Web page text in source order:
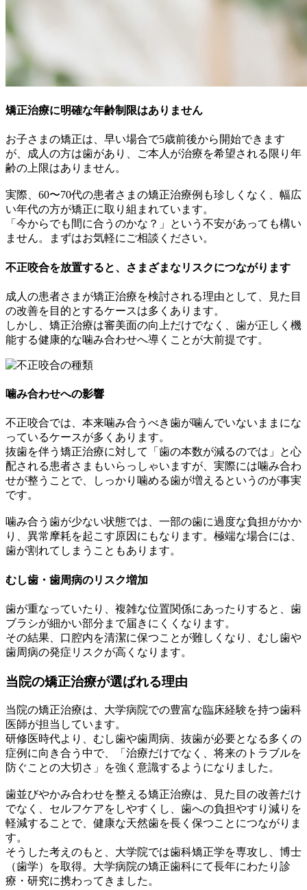
矯正治療に明確な年齢制限はありません
お子さまの矯正は、早い場合で5歳前後から開始できます
が、成人の方は歯があり、ご本人が治療を希望される限り年
齢の上限はありません。
実際、60〜70代の患者さまの矯正治療例も珍しくなく、幅広
い年代の方が矯正に取り組まれています。
「今からでも間に合うのかな？」という不安があっても構い
ません。まずはお気軽にご相談ください。
不正咬合を放置すると、さまざまなリスクにつながります
成人の患者さまが矯正治療を検討される理由として、見た目
の改善を目的とするケースは多くあります。
しかし、矯正治療は審美面の向上だけでなく、歯が正しく機
能する健康的な噛み合わせへ導くことが大前提です。
噛み合わせへの影響
不正咬合では、本来噛み合うべき歯が噛んでいないままにな
っているケースが多くあります。
抜歯を伴う矯正治療に対して「歯の本数が減るのでは」と心
配される患者さまもいらっしゃいますが、実際には噛み合わ
せが整うことで、しっかり噛める歯が増えるというのが事実
です。
噛み合う歯が少ない状態では、一部の歯に過度な負担がかか
り、異常摩耗を起こす原因にもなります。極端な場合には、
歯が割れてしまうこともあります。
むし歯・歯周病のリスク増加
歯が重なっていたり、複雑な位置関係にあったりすると、歯
ブラシが細かい部分まで届きにくくなります。
その結果、口腔内を清潔に保つことが難しくなり、むし歯や
歯周病の発症リスクが高くなります。
当院の矯正治療が選ばれる理由
当院の矯正治療は、大学病院での豊富な臨床経験を持つ歯科
医師が担当しています。
研修医時代より、むし歯や歯周病、抜歯が必要となる多くの
症例に向き合う中で、「治療だけでなく、将来のトラブルを
防ぐことの大切さ」を強く意識するようになりました。
歯並びやかみ合わせを整える矯正治療は、見た目の改善だけ
でなく、セルフケアをしやすくし、歯への負担やすり減りを
軽減することで、健康な天然歯を長く保つことにつながりま
す。
そうした考えのもと、大学院では歯科矯正学を専攻し、博士
（歯学）を取得。大学病院の矯正歯科にて長年にわたり診
療・研究に携わってきました。